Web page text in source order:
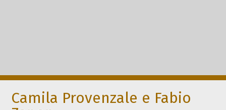
Camila Provenzale e Fabio